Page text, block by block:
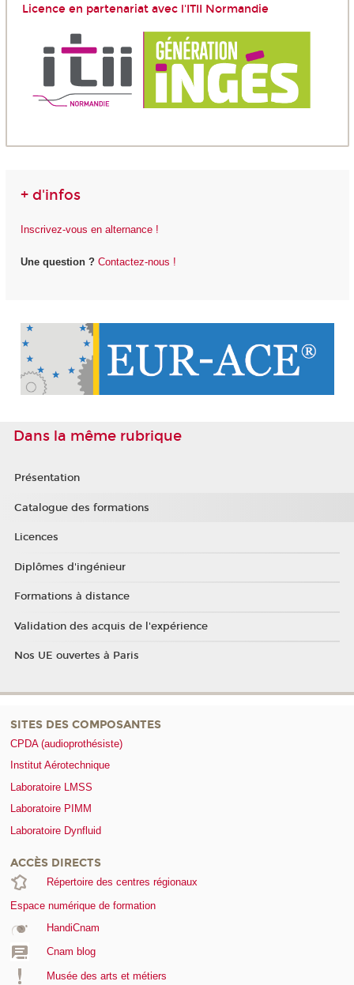
Licence en partenariat avec l'ITII Normandie
+ d'infos
Inscrivez-vous en alternance !
Une question ? Contactez-nous !
Dans la même rubrique
Présentation
Catalogue des formations
Licences
Diplômes d'ingénieur
Formations à distance
Validation des acquis de l'expérience
Nos UE ouvertes à Paris
SITES DES COMPOSANTES
CPDA (audioprothésiste)
Institut Aérotechnique
Laboratoire LMSS
Laboratoire PIMM
Laboratoire Dynfluid
ACCÈS DIRECTS
Répertoire des centres régionaux
Espace numérique de formation
HandiCnam
Cnam blog
Musée des arts et métiers